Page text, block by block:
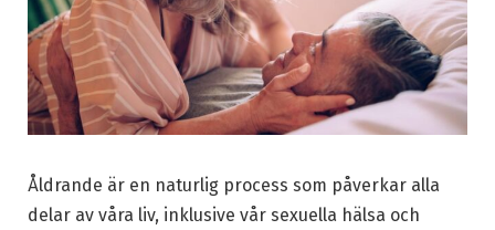
Åldrande är en naturlig process som påverkar alla
delar av våra liv, inklusive vår sexuella hälsa och